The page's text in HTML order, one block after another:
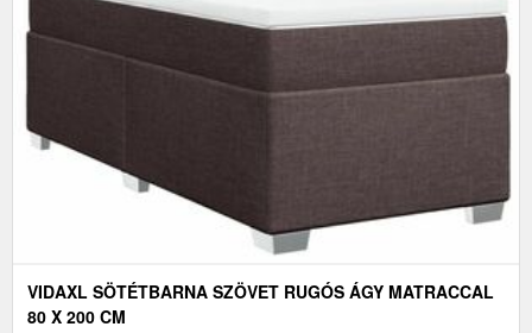
VIDAXL SÖTÉTBARNA SZÖVET RUGÓS ÁGY MATRACCAL
80 X 200 CM